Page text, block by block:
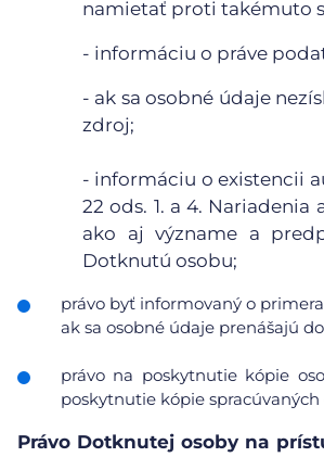
namietať proti takémuto
- informáciu o práve
- ak sa osobné údaje
zdroj;
- informáciu o existencii
22 ods. 1. a 4.
ako aj význame a
Dotknutú osobu;
právo byť informovaný o
ak sa osobné údaje prenášajú
právo na poskytnutie kópie
poskytnutie kópie
Právo Dotknutej osoby na